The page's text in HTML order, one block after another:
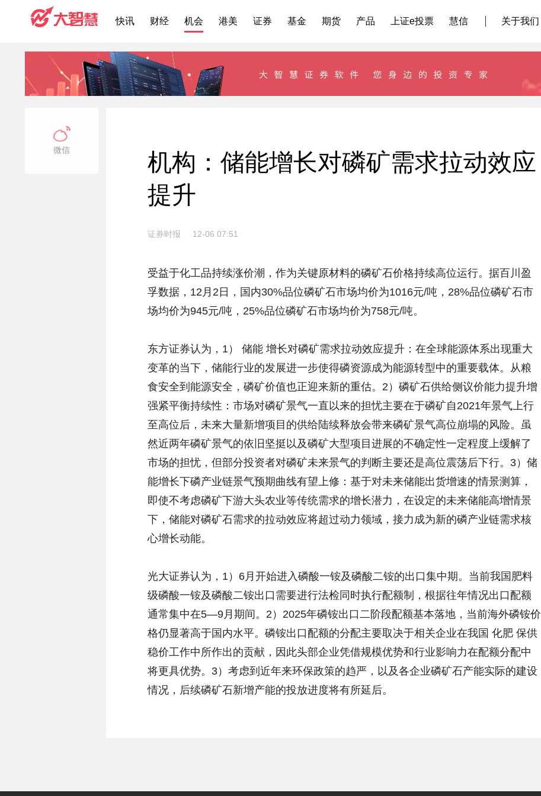
快讯 财经 机会 港美 证券 基金 期货 产品 上证e投票 慧信 关于我们
微信
机构：储能增长对磷矿需求拉动效应
提升
证券时报 12-06 07:51
受益于化工品持续涨价潮，作为关键原材料的磷矿石价格持续高位运行。据百川盈
孚数据，12月2日，国内30%品位磷矿石市场均价为1016元/吨，28%品位磷矿石市
场均价为945元/吨，25%品位磷矿石市场均价为758元/吨。
东方证券认为，1） 储能 增长对磷矿需求拉动效应提升：在全球能源体系出现重大
变革的当下，储能行业的发展进一步使得磷资源成为能源转型中的重要载体。从粮
食安全到能源安全，磷矿价值也正迎来新的重估。2）磷矿石供给侧议价能力提升增
强紧平衡持续性：市场对磷矿景气一直以来的担忧主要在于磷矿自2021年景气上行
至高位后，未来大量新增项目的供给陆续释放会带来磷矿景气高位崩塌的风险。虽
然近两年磷矿景气的依旧坚挺以及磷矿大型项目进展的不确定性一定程度上缓解了
市场的担忧，但部分投资者对磷矿未来景气的判断主要还是高位震荡后下行。3）储
能增长下磷产业链景气预期曲线有望上修：基于对未来储能出货增速的情景测算，
即使不考虑磷矿下游大头农业等传统需求的增长潜力，在设定的未来储能高增情景
下，储能对磷矿石需求的拉动效应将超过动力领域，接力成为新的磷产业链需求核
心增长动能。
光大证券认为，1）6月开始进入磷酸一铵及磷酸二铵的出口集中期。当前我国肥料
级磷酸一铵及磷酸二铵出口需要进行法检同时执行配额制，根据往年情况出口配额
通常集中在5—9月期间。2）2025年磷铵出口二阶段配额基本落地，当前海外磷铵价
格仍显著高于国内水平。磷铵出口配额的分配主要取决于相关企业在我国 化肥 保供
稳价工作中所作出的贡献，因此头部企业凭借规模优势和行业影响力在配额分配中
将更具优势。3）考虑到近年来环保政策的趋严，以及各企业磷矿石产能实际的建设
情况，后续磷矿石新增产能的投放进度将有所延后。